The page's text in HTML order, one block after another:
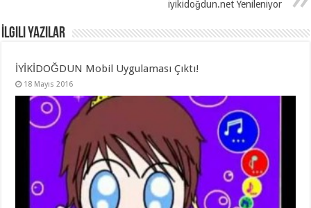
iyikidoğdun.net Yenileniyor
İlgili Yazılar
İYİKİDOĞDUN Mobil Uygulaması Çıktı!
18 Mayıs 2016